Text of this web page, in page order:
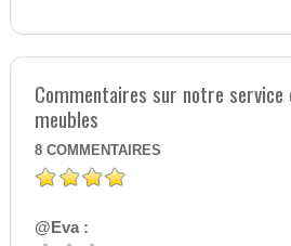
Commentaires sur notre
meubles
8 COMMENTAIRES
@Eva :